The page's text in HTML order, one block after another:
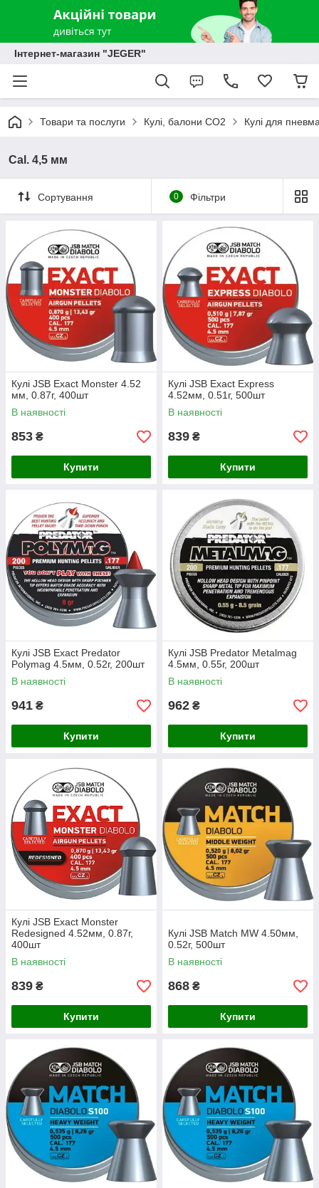
Інтернет-магазин "JEGER"
Товари та послуги Кулі, балони СО2 Кулі для
Cal. 4,5 мм
Сортування 0 Фільтри
Кулі JSB Exact Monster 4.52
мм, 0.87г, 400шт
В наявності
853 ₴
Купити
Кулі JSB Exact Express
4.52мм, 0.51г, 500шт
В наявності
839 ₴
Купити
Кулі JSB Exact Predator
Polymag 4.5мм, 0.52г, 200шт
В наявності
941 ₴
Купити
Кулі JSB Predator Metalmag
4.5мм, 0.55г, 200шт
В наявності
962 ₴
Купити
Кулі JSB Exact Monster
Redesigned 4.52мм, 0.87г,
400шт
В наявності
839 ₴
Купити
Кулі JSB Match MW 4.50мм,
0.52г, 500шт
В наявності
868 ₴
Купити